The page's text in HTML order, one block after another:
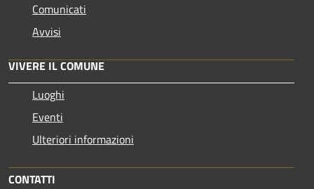
Comunicati
Avvisi
VIVERE IL COMUNE
Luoghi
Eventi
Ulteriori informazioni
CONTATTI